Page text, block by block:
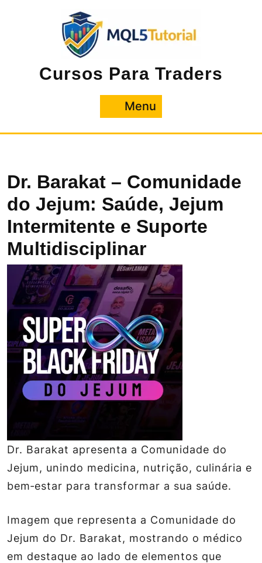
Cursos Para Traders
Menu
Dr. Barakat – Comunidade
do Jejum: Saúde, Jejum
Intermitente e Suporte
Multidisciplinar
Dr. Barakat apresenta a Comunidade do
Jejum, unindo medicina, nutrição, culinária e
bem‑estar para transformar a sua saúde.
Imagem que representa a Comunidade do
Jejum do Dr. Barakat, mostrando o médico
em destaque ao lado de elementos que